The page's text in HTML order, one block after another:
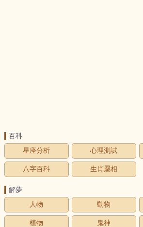
百科
星座分析
心理測試
八字百科 生肖屬相
解夢
人物
動物
植物 鬼神